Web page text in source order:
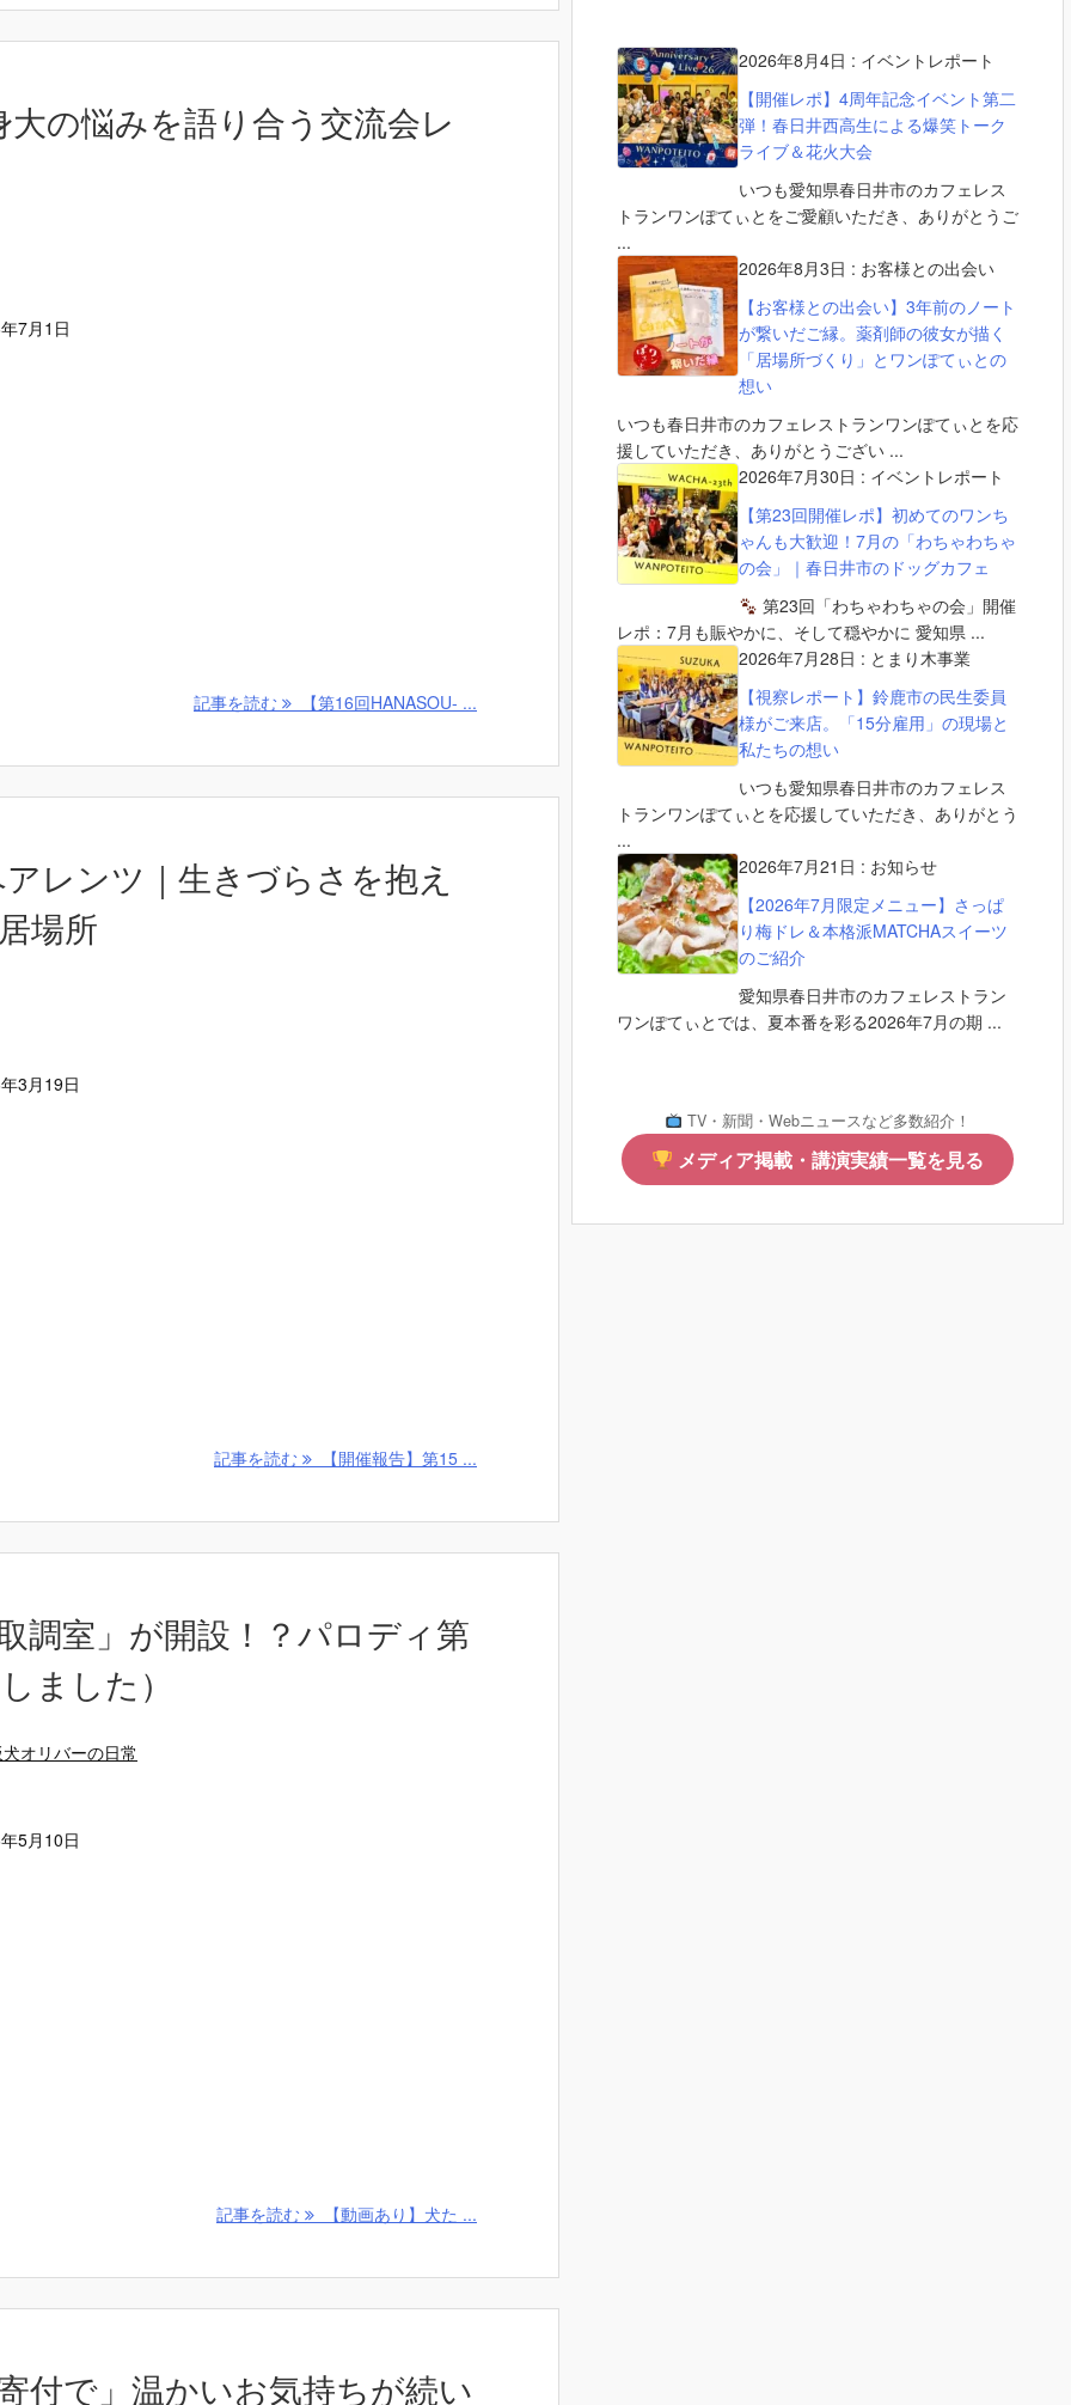
の悩みを語り合う交流会レ
7月1日
記事を読む 【第16回HANASOU- ...
レンツ｜生きづらさを抱え
場所
3月19日
記事を読む 【開催報告】第15 ...
調室」が開設！？パロディ第
ました）
オリバーの日常
5月10日
記事を読む 【動画あり】犬た ...
付で」温かいお気持ちが続い
2026年8月4日 : イベントレポート
【開催レポ】4周年記念イベント第二
弾！春日井西高生による爆笑トーク
ライブ＆花火大会
いつも愛知県春日井市のカフェレス
トランワンぽてぃとをご愛顧いただき、ありがとうご
...
2026年8月3日 : お客様との出会い
【お客様との出会い】3年前のノート
が繋いだご縁。薬剤師の彼女が描く
「居場所づくり」とワンぽてぃとの
想い
いつも春日井市のカフェレストランワンぽてぃとを応
援していただき、ありがとうござい ...
2026年7月30日 : イベントレポート
【第23回開催レポ】初めてのワンち
ゃんも大歓迎！7月の「わちゃわちゃ
の会」｜春日井市のドッグカフェ
第23回「わちゃわちゃの会」開催
レポ：7月も賑やかに、そして穏やかに 愛知県 ...
2026年7月28日 : とまり木事業
【視察レポート】鈴鹿市の民生委員
様がご来店。「15分雇用」の現場と
私たちの想い
いつも愛知県春日井市のカフェレス
トランワンぽてぃとを応援していただき、ありがとう
...
2026年7月21日 : お知らせ
【2026年7月限定メニュー】さっぱ
り梅ドレ＆本格派MATCHAスイーツ
のご紹介
愛知県春日井市のカフェレストラン
ワンぽてぃとでは、夏本番を彩る2026年7月の期 ...
TV・新聞・Webニュースなど多数紹介！
メディア掲載・講演実績一覧を見る